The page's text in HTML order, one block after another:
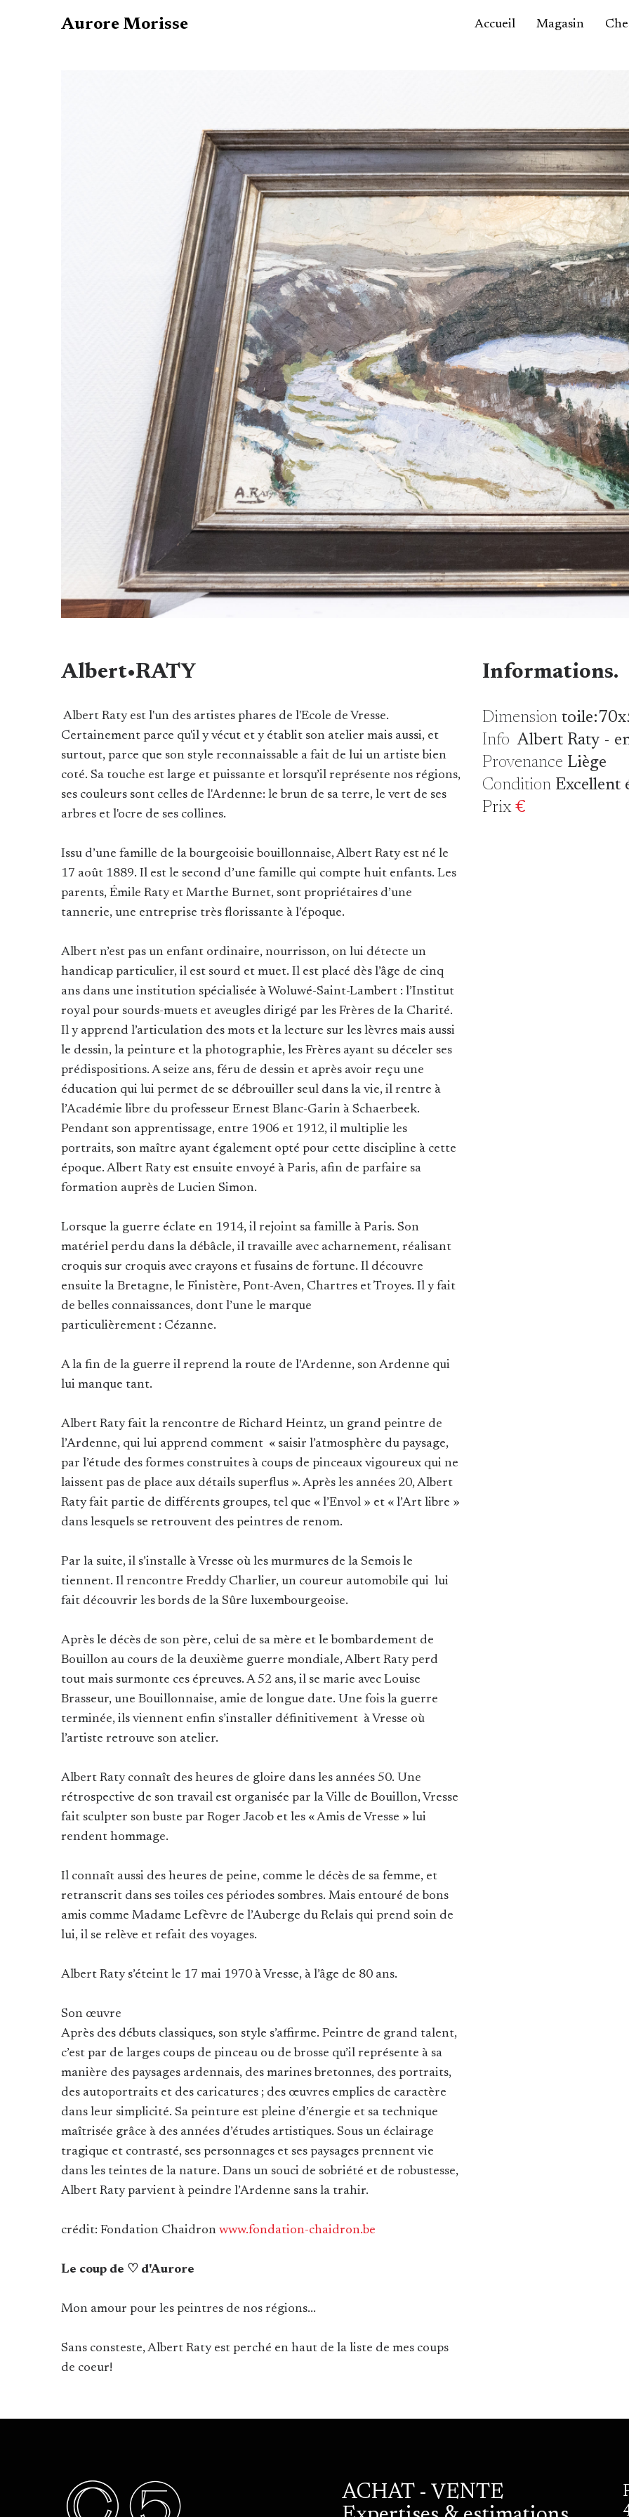
Aurore Morisse Accueil Magasin
Céramique
Luminaires
Mobilier
Sculptures
Tableaux
Verrerie
Autre
Albert•RATY
Albert Raty est l'un des artistes phares de l'Ecole de Vresse.
Certainement parce qu'il y vécut et y établit son atelier mais aussi, et
surtout, parce que son style reconnaissable a fait de lui un artiste bien
coté. Sa touche est large et puissante et lorsqu’il représente nos régions,
ses couleurs sont celles de l'Ardenne: le brun de sa terre, le vert de ses
arbres et l'ocre de ses collines.
Issu d’une famille de la bourgeoisie bouillonnaise, Albert Raty est né le
17 août 1889. Il est le second d’une famille qui compte huit enfants. Les
parents, Émile Raty et Marthe Burnet, sont propriétaires d’une
tannerie, une entreprise très florissante à l’époque.
Albert n’est pas un enfant ordinaire, nourrisson, on lui détecte un
handicap particulier, il est sourd et muet. Il est placé dès l’âge de cinq
ans dans une institution spécialisée à Woluwé-Saint-Lambert : l’Institut
royal pour sourds-muets et aveugles dirigé par les Frères de la Charité.
Il y apprend l’articulation des mots et la lecture sur les lèvres mais aussi
le dessin, la peinture et la photographie, les Frères ayant su déceler ses
prédispositions. A seize ans, féru de dessin et après avoir reçu une
éducation qui lui permet de se débrouiller seul dans la vie, il rentre à
l’Académie libre du professeur Ernest Blanc-Garin à Schaerbeek.
Pendant son apprentissage, entre 1906 et 1912, il multiplie les
portraits, son maître ayant également opté pour cette discipline à cette
époque. Albert Raty est ensuite envoyé à Paris, afin de parfaire sa
formation auprès de Lucien Simon.
Lorsque la guerre éclate en 1914, il rejoint sa famille à Paris. Son
matériel perdu dans la débâcle, il travaille avec acharnement, réalisant
croquis sur croquis avec crayons et fusains de fortune. Il découvre
ensuite la Bretagne, le Finistère, Pont-Aven, Chartres et Troyes. Il y fait
de belles connaissances, dont l’une le marque
particulièrement : Cézanne.
A la fin de la guerre il reprend la route de l’Ardenne, son Ardenne qui
lui manque tant.
Albert Raty fait la rencontre de Richard Heintz, un grand peintre de
l’Ardenne, qui lui apprend comment « saisir l’atmosphère du paysage,
par l’étude des formes construites à coups de pinceaux vigoureux qui ne
laissent pas de place aux détails superflus ». Après les années 20, Albert
Raty fait partie de différents groupes, tel que « l’Envol » et « l’Art libre »
dans lesquels se retrouvent des peintres de renom.
Par la suite, il s’installe à Vresse où les murmures de la Semois le
tiennent. Il rencontre Freddy Charlier, un coureur automobile qui lui
fait découvrir les bords de la Sûre luxembourgeoise.
Après le décès de son père, celui de sa mère et le bombardement de
Bouillon au cours de la deuxième guerre mondiale, Albert Raty perd
tout mais surmonte ces épreuves. A 52 ans, il se marie avec Louise
Brasseur, une Bouillonnaise, amie de longue date. Une fois la guerre
terminée, ils viennent enfin s’installer définitivement à Vresse où
l’artiste retrouve son atelier.
Albert Raty connaît des heures de gloire dans les années 50. Une
rétrospective de son travail est organisée par la Ville de Bouillon, Vresse
fait sculpter son buste par Roger Jacob et les « Amis de Vresse » lui
rendent hommage.
Il connaît aussi des heures de peine, comme le décès de sa femme, et
retranscrit dans ses toiles ces périodes sombres. Mais entouré de bons
amis comme Madame Lefèvre de l’Auberge du Relais qui prend soin de
lui, il se relève et refait des voyages.
Albert Raty s’éteint le 17 mai 1970 à Vresse, à l’âge de 80 ans.
Son œuvre
Après des débuts classiques, son style s’affirme. Peintre de grand talent,
c’est par de larges coups de pinceau ou de brosse qu’il représente à sa
manière des paysages ardennais, des marines bretonnes, des portraits,
des autoportraits et des caricatures ; des œuvres emplies de caractère
dans leur simplicité. Sa peinture est pleine d’énergie et sa technique
maîtrisée grâce à des années d’études artistiques. Sous un éclairage
tragique et contrasté, ses personnages et ses paysages prennent vie
dans les teintes de la nature. Dans un souci de sobriété et de robustesse,
Albert Raty parvient à peindre l’Ardenne sans la trahir.
crédit: Fondation Chaidron www.fondation-chaidron.be
Le coup de ♡ d'Aurore
Mon amour pour les peintres de nos régions...
Sans consteste, Albert Raty est perché en haut de la liste de mes coups
de coeur!
Informations.
Dimension
Info Albert Raty -
Provenance Liège
Condition Excellent
Prix€
ACHAT - VENTE